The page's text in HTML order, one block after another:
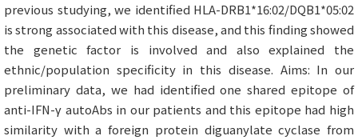
previous studying, we identified HLA-DRB1*16:02/DQB1*05:02
is strong associated with this disease, and this finding showed
the genetic factor is involved and also explained the
ethnic/population specificity in this disease. Aims: In our
preliminary data, we had identified one shared epitope of
anti-IFN-γ autoAbs in our patients and this epitope had high
similarity with a foreign protein diguanylate cyclase from